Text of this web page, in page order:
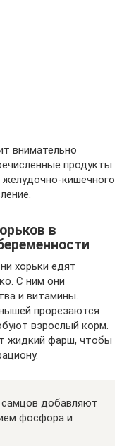
внимательно
продукты
кишечного
в
хорьки едят
С ним они
и витамины.
прорезаются
взрослый корм.
жидкий фарш, чтобы
самцов добавляют
фосфора и